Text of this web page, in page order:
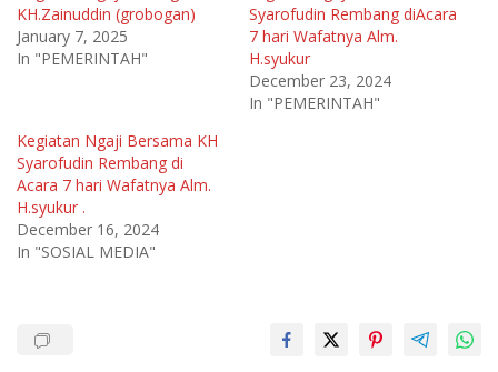
KH.Zainuddin (grobogan)
January 7, 2025
In "PEMERINTAH"
Syarofudin Rembang diAcara
7 hari Wafatnya Alm.
H.syukur
December 23, 2024
In "PEMERINTAH"
Kegiatan Ngaji Bersama KH
Syarofudin Rembang di
Acara 7 hari Wafatnya Alm.
H.syukur .
December 16, 2024
In "SOSIAL MEDIA"